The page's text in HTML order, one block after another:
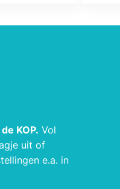
KOP. Vol
uit of
e.a. in